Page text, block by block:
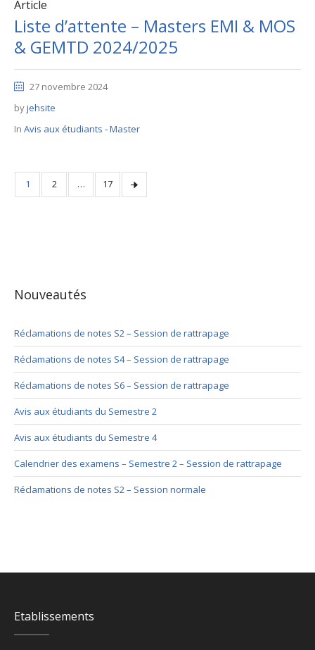
Article
Liste d’attente – Masters EMI & MOS
& GEMTD 2024/2025
27 novembre 2024
byjehsite
In Avis aux étudiants - Master
1 2 … 17
Nouveautés
Réclamations de notes S2 – Session de rattrapage
Réclamations de notes S4 – Session de rattrapage
Réclamations de notes S6 – Session de rattrapage
Avis aux étudiants du Semestre 2
Avis aux étudiants du Semestre 4
Calendrier des examens – Semestre 2 – Session de rattrapage
Réclamations de notes S2 – Session normale
Etablissements